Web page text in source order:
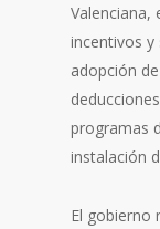
Valenciana,
incentivos y
adopción
programas
instalación
El gobierno